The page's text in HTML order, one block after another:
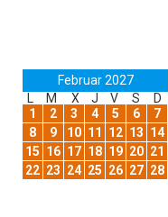
Februar 2027
L
M X J V S
D
1
2 3 4 5 6
7
8
9 10 11 12 13 14
15 16 17 18 19 20 21
22 23 24 25 26 27 28